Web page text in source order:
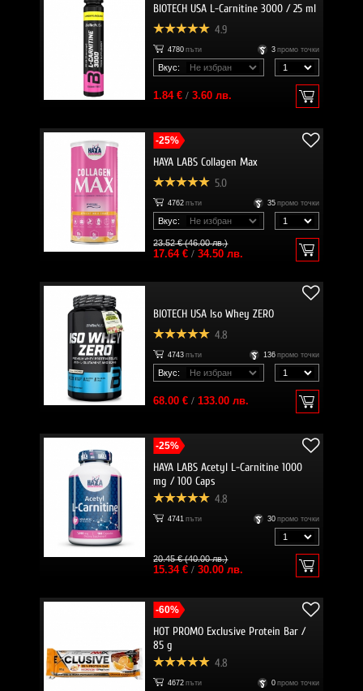
BIOTECH USA L-Carnitine 3000 / 25 ml
4.9
4780 пъти 3 промо точки
Вкус:
1.84 €/ 3.60 лв.
-25%
HAYA LABS Collagen Max
5.0
4762 пъти 35 промо точки
Вкус:
23.52 € (46.00 лв.)
17.64 €/ 34.50 лв.
BIOTECH USA Iso Whey ZERO
4.8
4743 пъти 136 промо точки
Вкус:
68.00 €/ 133.00 лв.
-25%
HAYA LABS Acetyl L-Carnitine 1000
mg / 100 Caps
4.8
4741 пъти 30 промо точки
20.45 € (40.00 лв.)
15.34 €/ 30.00 лв.
-60%
HOT PROMO Exclusive Protein Bar /
85 g
4.8
4672 пъти 0 промо точки